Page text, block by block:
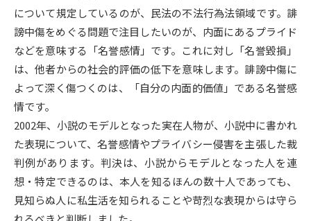
新学年スタート号特集ページ
（高3生用）
新学年スタート号特集ページ
（高2生用）
SELFBRAND特集ページ
オープンキャンパスなどを調べる
オープンキャンパス検索 実施プログラムから探す
来場型・Web型イベント特集 夢ナビライブ
について規定しているのが、民法の不法行為法領域です。誹
謗中傷をめぐる問題で注目したいのが、内面にあるプライド
などを意味する「名誉感情」です。これに対し「名誉毀損」
は、他者からの社会的評価の低下を意味します。誹謗中傷に
よって深く傷つくのは、「自分の内面的価値」である名誉感
情です。
2002年、小説のモデルとなった実在人物が、小説中に書かれ
た表現について、名誉感情やプライバシー侵害を主張した裁
判例があります。判決は、小説からモデルとなった人を連
想・特定できるのは、本人を知るほんの数十人であっても、
見知らぬ人に私生活を知られることや苛烈な表現からは守ら